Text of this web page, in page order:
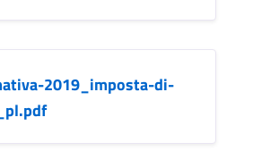
2019_imposta-di-